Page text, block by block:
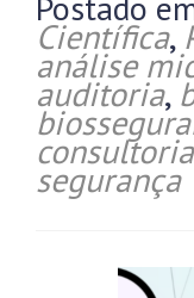
Científica,
análise
auditoria,
segurança